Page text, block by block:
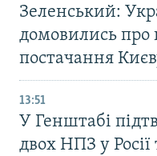
Зеленський:
домовились про
постачання
13:51
У Генштабі
двох НПЗ у Росії